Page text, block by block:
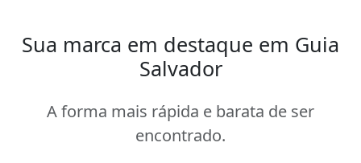
Sua marca em destaque em Guia
Salvador
A forma mais rápida e barata de ser
encontrado.